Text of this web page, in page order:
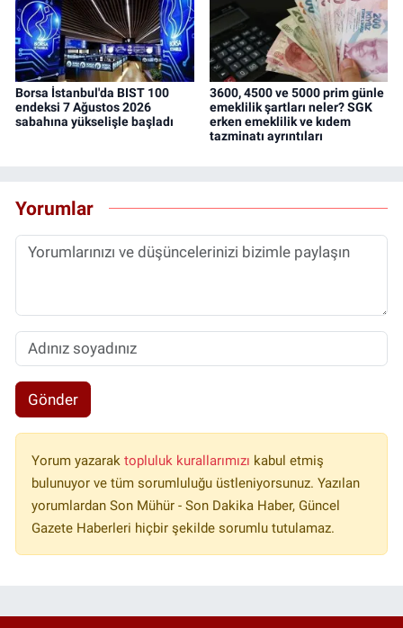
Borsa İstanbul'da BIST 100
endeksi 7 Ağustos 2026
sabahına yükselişle başladı
3600, 4500 ve 5000 prim günle
emeklilik şartları neler? SGK
erken emeklilik ve kıdem
tazminatı ayrıntıları
Yorumlar
Gönder
Yorum yazarak topluluk kurallarımızı kabul etmiş
bulunuyor ve tüm sorumluluğu üstleniyorsunuz. Yazılan
yorumlardan Son Mühür - Son Dakika Haber, Güncel
Gazete Haberleri hiçbir şekilde sorumlu tutulamaz.